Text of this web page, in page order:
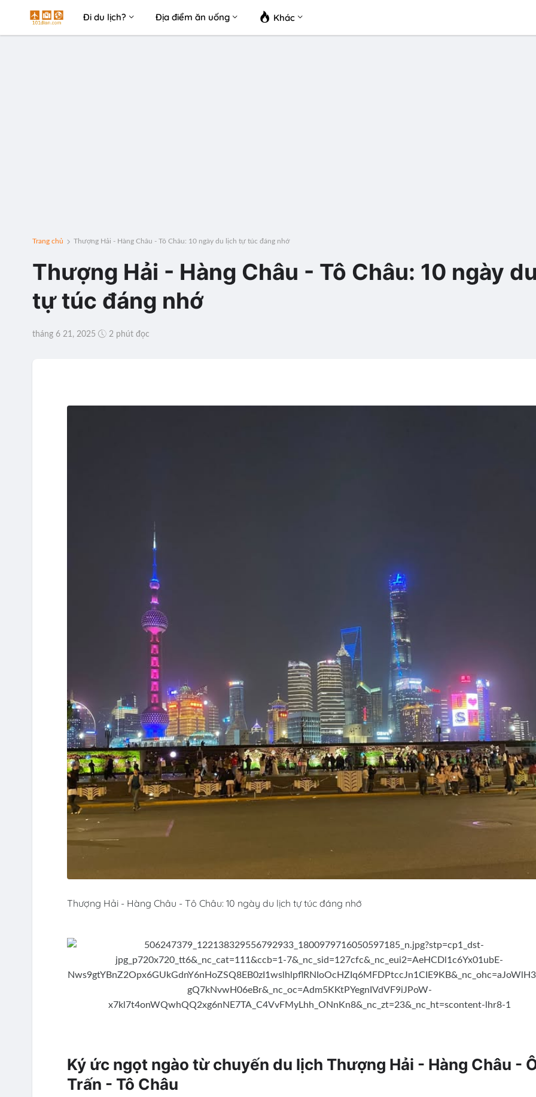
Đi du lịch? Địa điểm ăn uống Khác
Trang chủ Thượng Hải - Hàng Châu - Tô Châu: 10 ngày du lịch tự túc đáng nhớ
Thượng Hải - Hàng Châu - Tô Châu: 10 ngày
tự túc đáng nhớ
tháng 6 21, 2025 2 phút đọc
Thượng Hải - Hàng Châu - Tô Châu: 10 ngày du lịch tự túc đáng nhớ
Ký ức ngọt ngào từ chuyến du lịch Thượng Hải - Hàng Châu -
Trấn - Tô Châu